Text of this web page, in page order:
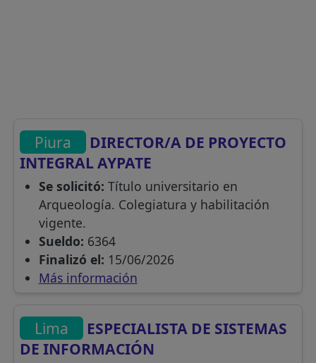
Piura
DIRECTOR/A DE PROYECTO
INTEGRAL AYPATE
Se solicitó: Título universitario en
Arqueología. Colegiatura y habilitación
vigente.
Sueldo: 6364
Finalizó el: 15/06/2026
Más información
Lima
ESPECIALISTA DE SISTEMAS
DE INFORMACIÓN